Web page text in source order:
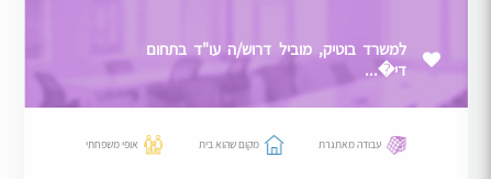
למשרד בוטיק, מוביל דרוש/ה עו"ד בתחום
די�...
עבודה מאתגרת מקום שהוא בית אופי משפחתי